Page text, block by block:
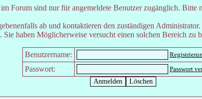
Forum sind nur für angemeldete Benutzer zugänglich.
ab und kontaktieren den zuständigen Administrator.
haben Möglicherweise versucht einen solchen Bereich zu
Benutzername:
Passwort: Passwort